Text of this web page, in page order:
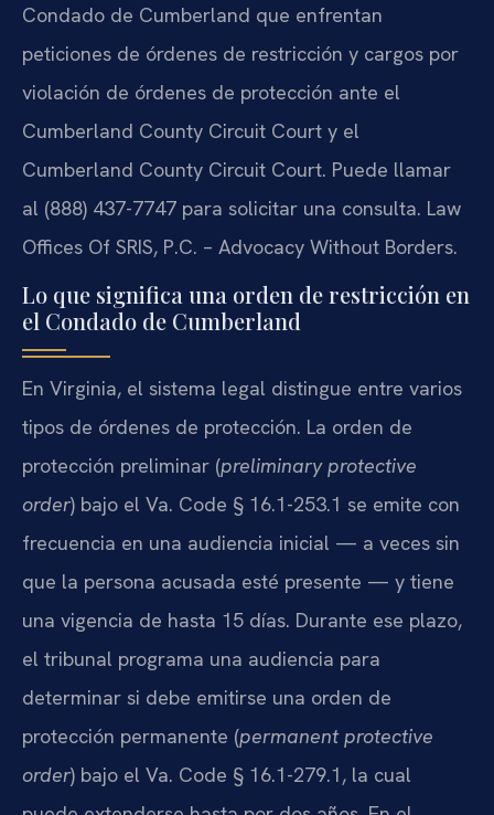
Condado de Cumberland que enfrentan
peticiones de órdenes de restricción y cargos por
violación de órdenes de protección ante el
Cumberland County Circuit Court y el
Cumberland County Circuit Court. Puede llamar
al (888) 437-7747 para solicitar una consulta. Law
Offices Of SRIS, P.C. – Advocacy Without Borders.
Lo que significa una orden de restricción en
el Condado de Cumberland
En Virginia, el sistema legal distingue entre varios
tipos de órdenes de protección. La orden de
protección preliminar (preliminary protective
order) bajo el Va. Code § 16.1-253.1 se emite con
frecuencia en una audiencia inicial — a veces sin
que la persona acusada esté presente — y tiene
una vigencia de hasta 15 días. Durante ese plazo,
el tribunal programa una audiencia para
determinar si debe emitirse una orden de
protección permanente (permanent protective
order) bajo el Va. Code § 16.1-279.1, la cual